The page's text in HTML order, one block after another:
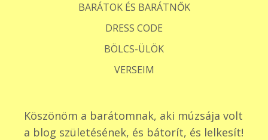
BARÁTOK ÉS BARÁTNŐK
DRESS CODE
BÖLCS-ÜLÖK
VERSEIM
Köszönöm a barátomnak, aki múzsája volt
a blog születésének, és bátorít, és lelkesít!